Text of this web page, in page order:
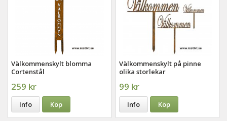
Välkommenskylt blomma
Cortenstål
259 kr
Info Köp
Välkommenskylt på pinne
olika storlekar
99 kr
Info Köp